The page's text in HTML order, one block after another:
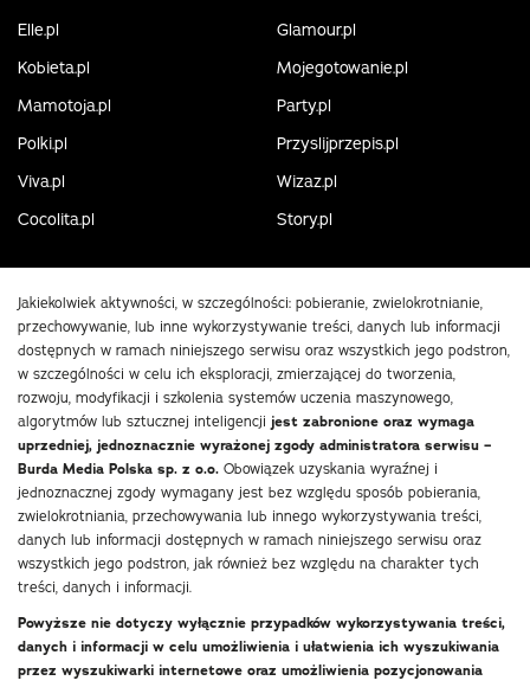
Elle.pl
Glamour.pl
Kobieta.pl
Mojegotowanie.pl
Mamotoja.pl
Party.pl
Polki.pl
Przyslijprzepis.pl
Viva.pl
Wizaz.pl
Cocolita.pl
Story.pl
Jakiekolwiek aktywności, w szczególności: pobieranie, zwielokrotnianie,
przechowywanie, lub inne wykorzystywanie treści, danych lub informacji
dostępnych w ramach niniejszego serwisu oraz wszystkich jego podstron,
w szczególności w celu ich eksploracji, zmierzającej do tworzenia,
rozwoju, modyfikacji i szkolenia systemów uczenia maszynowego,
algorytmów lub sztucznej inteligencji jest zabronione oraz wymaga
uprzedniej, jednoznacznie wyrażonej zgody administratora serwisu –
Burda Media Polska sp. z o.o. Obowiązek uzyskania wyraźnej i
jednoznacznej zgody wymagany jest bez względu sposób pobierania,
zwielokrotniania, przechowywania lub innego wykorzystywania treści,
danych lub informacji dostępnych w ramach niniejszego serwisu oraz
wszystkich jego podstron, jak również bez względu na charakter tych
treści, danych i informacji.
Powyższe nie dotyczy wyłącznie przypadków wykorzystywania treści,
danych i informacji w celu umożliwienia i ułatwienia ich wyszukiwania
przez wyszukiwarki internetowe oraz umożliwienia pozycjonowania